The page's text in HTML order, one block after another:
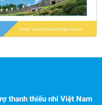
thanh thiếu nhi Việt Nam